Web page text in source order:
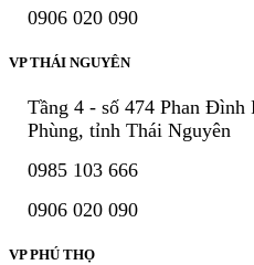
0906 020 090
VP THÁI NGUYÊN
Tầng 4 - số 474 Phan Đình
Phùng, tỉnh Thái Nguyên
0985 103 666
0906 020 090
VP PHÚ THỌ